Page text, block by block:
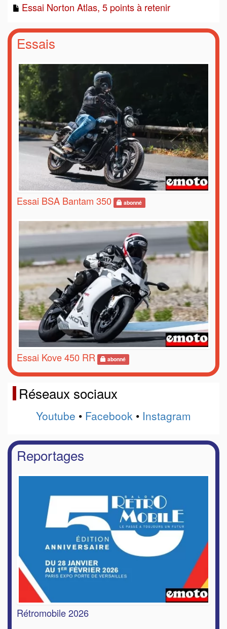
Essai Norton Atlas, 5 points à retenir
Essais
Essai BSA Bantam 350 abonné
Essai Kove 450 RR abonné
Réseaux sociaux
Youtube • Facebook • Instagram
Reportages
Rétromobile 2026